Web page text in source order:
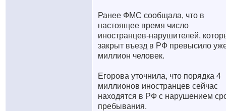
Ранее ФМС сообщала, что в
настоящее время число
иностранцев-нарушителей,
закрыт въезд в РФ превысило
миллион человек.
Егорова уточнила, что порядка 4
миллионов иностранцев сейчас
находятся в РФ с нарушением
пребывания.